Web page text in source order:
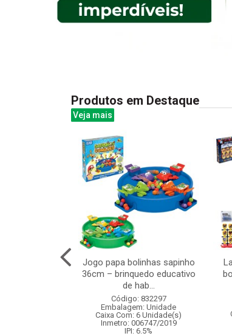
Produtos em Destaque
Veja mais
Jogo papa bolinhas sapinho
36cm – brinquedo educativo
de hab...
Código: 832297
Embalagem: Unidade
Caixa Com: 6 Unidade(s)
Inmetro: 006747/2019
IPI: 6.5%